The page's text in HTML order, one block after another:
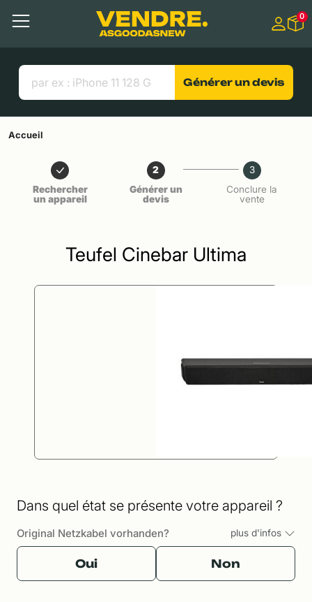
Contenu principal
Menu
Liens utiles
0
Générer un devis
Accueil
Rechercher
un appareil
2
Générer un
devis
3
Conclure la
vente
Teufel Cinebar Ultima
Dans quel état se présente votre appareil ?
Original Netzkabel vorhanden? plus d'infos
Oui Non